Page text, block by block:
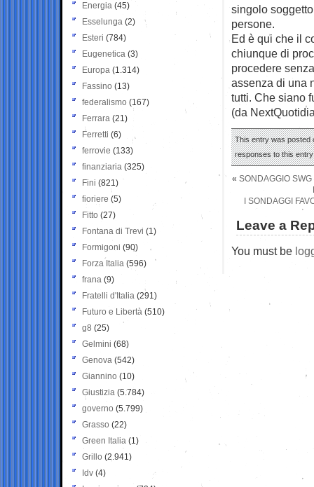
singolo
persone.
Ed è qui che il
chiunque di
procedere
assenza di una
tutti. Che siano
(da
This entry was posted
responses to this
« SONDAGGIO
I SONDAGGI
Leave a
You must be
Energia (45)
Esselunga (2)
Esteri (784)
Eugenetica (3)
Europa (1.314)
Fassino (13)
federalismo (167)
Ferrara (21)
Ferretti (6)
ferrovie (133)
finanziaria (325)
Fini (821)
fioriere (5)
Fitto (27)
Fontana di Trevi (1)
Formigoni (90)
Forza Italia (596)
frana (9)
Fratelli d'Italia (291)
Futuro e Libertà (510)
g8 (25)
Gelmini (68)
Genova (542)
Giannino (10)
Giustizia (5.784)
governo (5.799)
Grasso (22)
Green Italia (1)
Grillo (2.941)
Idv (4)